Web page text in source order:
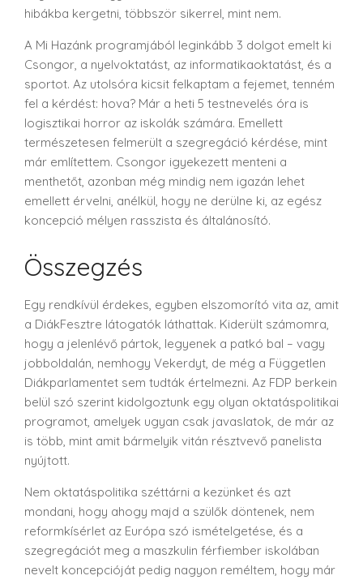
hibákba kergetni, többször sikerrel, mint nem.
A Mi Hazánk programjából leginkább 3 dolgot emelt ki
Csongor, a nyelvoktatást, az informatikaoktatást, és a
sportot. Az utolsóra kicsit felkaptam a fejemet, tenném
fel a kérdést: hova? Már a heti 5 testnevelés óra is
logisztikai horror az iskolák számára. Emellett
természetesen felmerült a szegregáció kérdése, mint
már említettem. Csongor igyekezett menteni a
menthetőt, azonban még mindig nem igazán lehet
emellett érvelni, anélkül, hogy ne derülne ki, az egész
koncepció mélyen rasszista és általánosító.
Összegzés
Egy rendkívül érdekes, egyben elszomorító vita az, amit
a DiákFesztre látogatók láthattak. Kiderült számomra,
hogy a jelenlévő pártok, legyenek a patkó bal – vagy
jobboldalán, nemhogy Vekerdyt, de még a Független
Diákparlamentet sem tudták értelmezni. Az FDP berkein
belül szó szerint kidolgoztunk egy olyan oktatáspolitikai
programot, amelyek ugyan csak javaslatok, de már az
is több, mint amit bármelyik vitán résztvevő panelista
nyújtott.
Nem oktatáspolitika széttárni a kezünket és azt
mondani, hogy ahogy majd a szülők döntenek, nem
reformkísérlet az Európa szó ismételgetése, és a
szegregációt meg a maszkulin férfiember iskolában
nevelt koncepcióját pedig nagyon reméltem, hogy már